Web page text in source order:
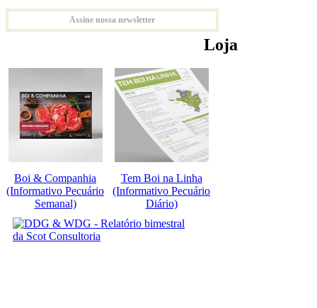
Assine nossa newsletter
Loja
Boi & Companhia
(Informativo Pecuário
Semanal)
Tem Boi na Linha
(Informativo Pecuário
Diário)